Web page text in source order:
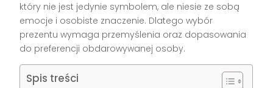
który nie jest jedynie symbolem, ale niesie ze sobą
emocje i osobiste znaczenie. Dlatego wybór
prezentu wymaga przemyślenia oraz dopasowania
do preferencji obdarowywanej osoby.
Spis treści